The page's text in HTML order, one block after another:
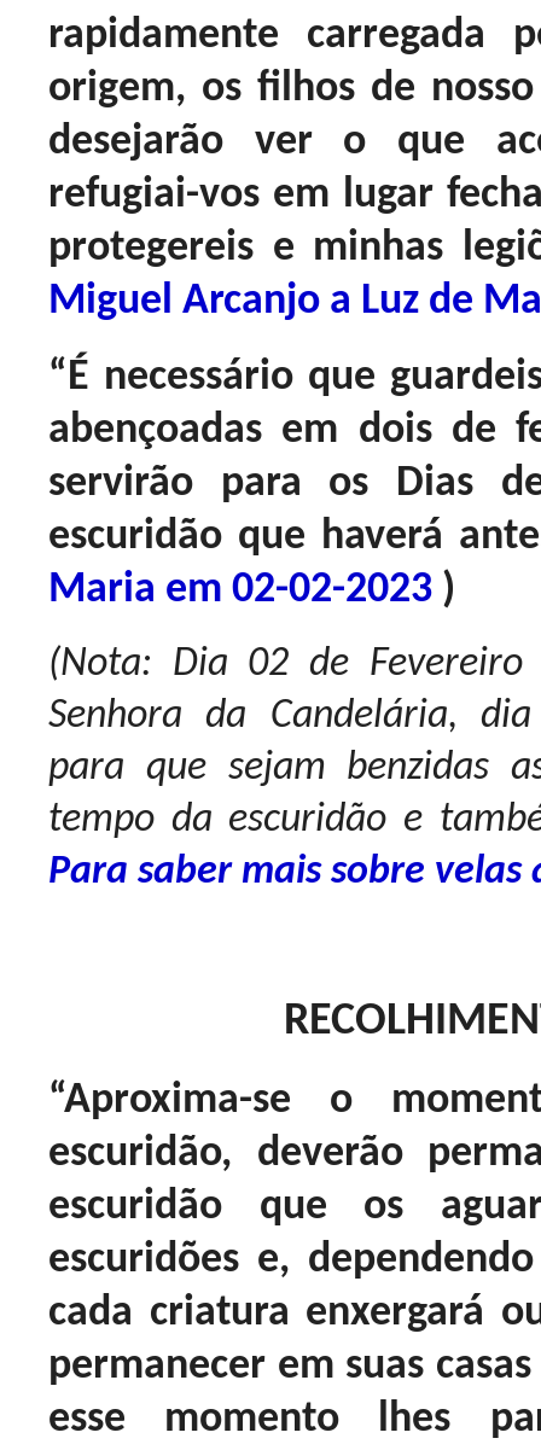
rapidamente carregada
origem, os filhos de
desejarão ver o que
refugiai-vos em lugar
protegereis e minhas
Miguel Arcanjo a Luz de
“É necessário que
abençoadas em dois de
servirão para os Dias
escuridão que haverá
Maria em 02-02-2023 )
(Nota: Dia 02 de
Senhora da Candelária,
para que sejam benzidas
tempo da escuridão e
Para saber mais sobre velas
“Aproxima-se o
escuridão, deverão
escuridão que os
escuridões e,
cada criatura enxergará
permanecer em suas
esse momento lhes